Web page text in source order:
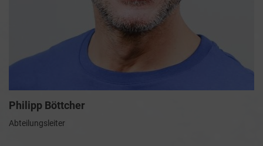
Philipp Böttcher
Abteilungsleiter